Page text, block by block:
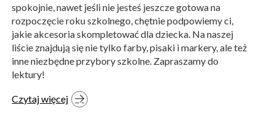
spokojnie, nawet jeśli nie jesteś jeszcze gotowa na
rozpoczęcie roku szkolnego, chętnie podpowiemy ci,
jakie akcesoria skompletować dla dziecka. Na naszej
liście znajdują się nie tylko farby, pisaki i markery, ale też
inne niezbędne przybory szkolne. Zapraszamy do
lektury!
Czytaj więcej